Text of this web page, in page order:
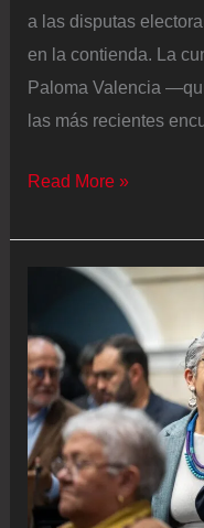
a las disputas
en la contienda. La
Paloma Valencia
las más recientes
La
presidencial
en
el
Cauca,
un
bastión
de
Read More »